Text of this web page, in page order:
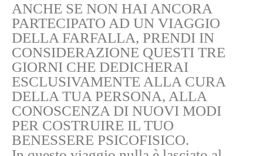
ANCHE SE NON HAI ANCORA
PARTECIPATO AD UN VIAGGIO
DELLA FARFALLA, PRENDI IN
CONSIDERAZIONE QUESTI TRE
GIORNI CHE DEDICHERAI
ESCLUSIVAMENTE ALLA CURA
DELLA TUA PERSONA, ALLA
CONOSCENZA DI NUOVI MODI
PER COSTRUIRE IL TUO
BENESSERE PSICOFISICO.